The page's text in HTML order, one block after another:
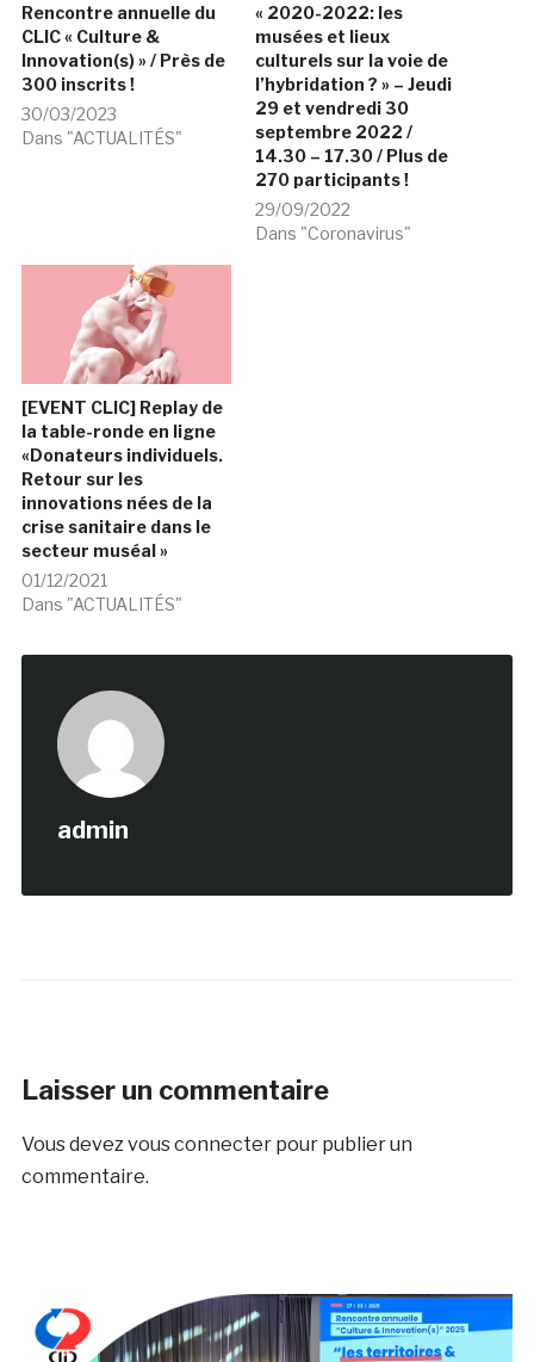
Rencontre annuelle du
CLIC « Culture &
Innovation(s) » / Près de
300 inscrits !
30/03/2023
Dans "ACTUALITÉS"
« 2020-2022: les
musées et lieux
culturels sur la voie de
l’hybridation ? » – Jeudi
29 et vendredi 30
septembre 2022 /
14.30 – 17.30 / Plus de
270 participants !
29/09/2022
Dans "Coronavirus"
[EVENT CLIC] Replay de
la table-ronde en ligne
«Donateurs individuels.
Retour sur les
innovations nées de la
crise sanitaire dans le
secteur muséal »
01/12/2021
Dans "ACTUALITÉS"
admin
Laisser un commentaire
Vous devezvous connecterpour publier un
commentaire.